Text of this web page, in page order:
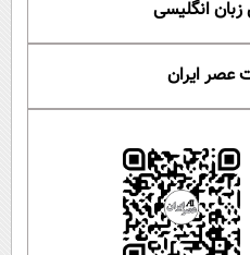
انگلیسی
عصر ایران